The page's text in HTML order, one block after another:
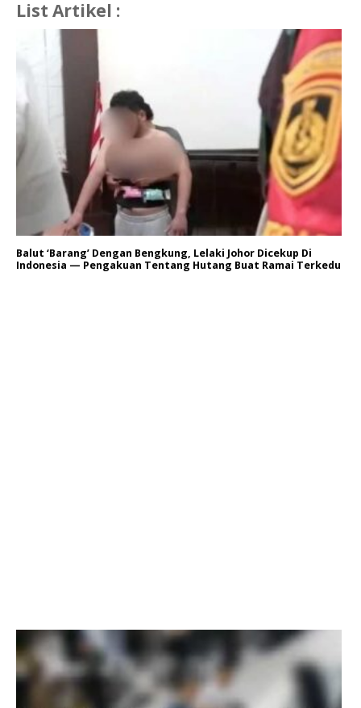
List Artikel :
Balut ‘Barang’ Dengan Bengkung, Lelaki Johor Dicekup Di
Indonesia — Pengakuan Tentang Hutang Buat Ramai Terkedu